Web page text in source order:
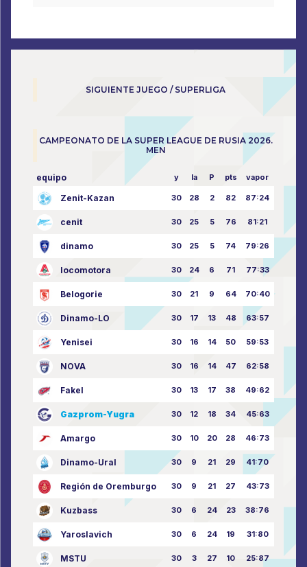
SIGUIENTE JUEGO / SUPERLIGA
CAMPEONATO DE LA SUPER LEAGUE DE RUSIA 2026.
MEN
equipo y la P pts vapor
Zenit-Kazan 30 28 2 82 87:24
cenit 30 25 5 76 81:21
dinamo 30 25 5 74 79:26
locomotora 30 24 6 71 77:33
Belogorie 30 21 9 64 70:40
Dinamo-LO 30 17 13 48 63:57
Yenisei 30 16 14 50 59:53
NOVA 30 16 14 47 62:58
Fakel 30 13 17 38 49:62
Gazprom-Yugra 30 12 18 34 45:63
Amargo 30 10 20 28 46:73
Dinamo-Ural 30 9 21 29 41:70
Región de Oremburgo 30 9 21 27 43:73
Kuzbass 30 6 24 23 38:76
Yaroslavich 30 6 24 19 31:80
MSTU 30 3 27 10 25:87